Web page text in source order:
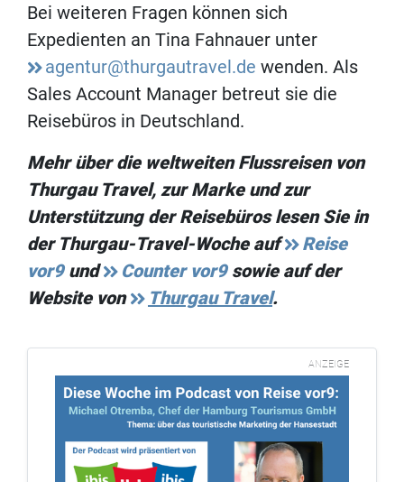
Bei weiteren Fragen können sich
Expedienten an Tina Fahnauer unter
agentur@thurgautravel.de wenden. Als
Sales Account Manager betreut sie die
Reisebüros in Deutschland.
Mehr über die weltweiten Flussreisen von
Thurgau Travel, zur Marke und zur
Unterstützung der Reisebüros lesen Sie in
der Thurgau-Travel-Woche auf
Reise
vor9und Counter vor9sowie auf der
Website von
Thurgau Travel.
ANZEIGE